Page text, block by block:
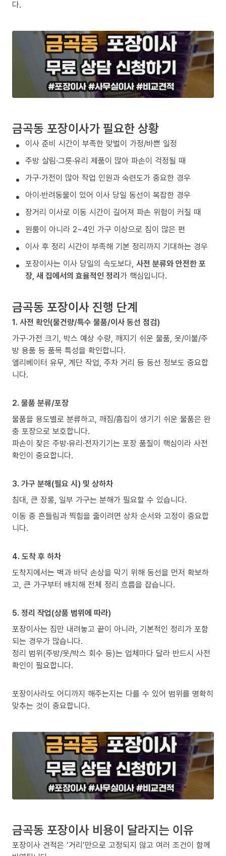
다.
금곡동 포장이사가 필요한 상황
이사 준비 시간이 부족한 맞벌이 가정/바쁜 일정
주방 살림·그릇·유리 제품이 많아 파손이 걱정될 때
가구·가전이 많아 작업 인원과 숙련도가 중요한 경우
아이·반려동물이 있어 이사 당일 동선이 복잡한 경우
장거리 이사로 이동 시간이 길어져 파손 위험이 커질 때
원룸이 아니라 2~4인 가구 이상으로 짐이 많은 편
이사 후 정리 시간이 부족해 기본 정리까지 기대하는 경우
포장이사는 이사 당일의 속도보다, 사전 분류와 안전한 포
장, 새 집에서의 효율적인 정리가 핵심입니다.
금곡동 포장이사 진행 단계
1. 사전 확인(물건량/특수 물품/이사 동선 점검)
가구·가전 크기, 박스 예상 수량, 깨지기 쉬운 물품, 옷/이불/주
방 용품 등 품목 특성을 확인합니다.
엘리베이터 유무, 계단 작업, 주차 거리 등 동선 정보도 중요합
니다.
2. 물품 분류/포장
물품을 용도별로 분류하고, 깨짐/흠집이 생기기 쉬운 물품은 완
충 포장으로 보호합니다.
파손이 잦은 주방·유리·전자기기는 포장 품질이 핵심이라 사전
확인이 중요합니다.
3. 가구 분해(필요 시) 및 상하차
침대, 큰 장롱, 일부 가구는 분해가 필요할 수 있습니다.
이동 중 흔들림과 찍힘을 줄이려면 상차 순서와 고정이 중요합
니다.
4. 도착 후 하차
도착지에서는 벽과 바닥 손상을 막기 위해 동선을 먼저 확보하
고, 큰 가구부터 배치해 전체 정리 흐름을 잡습니다.
5. 정리 작업(상품 범위에 따라)
포장이사는 짐만 내려놓고 끝이 아니라, 기본적인 정리가 포함
되는 경우가 많습니다.
정리 범위(주방/옷/박스 회수 등)는 업체마다 달라 반드시 사전
확인이 필요합니다.
포장이사라도 어디까지 해주는지는 다를 수 있어 범위를 명확히
맞추는 것이 중요합니다.
금곡동 포장이사 비용이 달라지는 이유
포장이사 견적은 ‘거리’만으로 고정되지 않고 여러 조건이 함께